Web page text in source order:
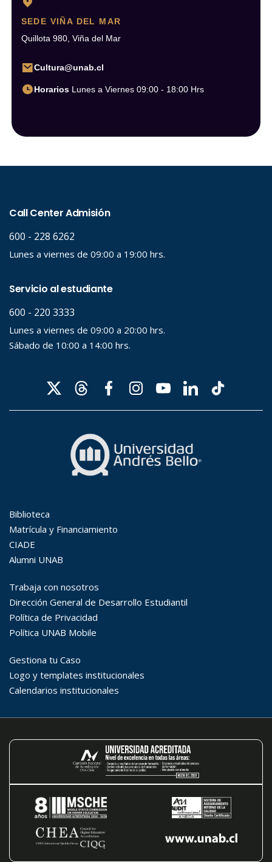
SEDE VIÑA DEL MAR
Quillota 980, Viña del Mar
Cultura@unab.cl
Horarios Lunes a Viernes 09:00 - 18:00 Hrs